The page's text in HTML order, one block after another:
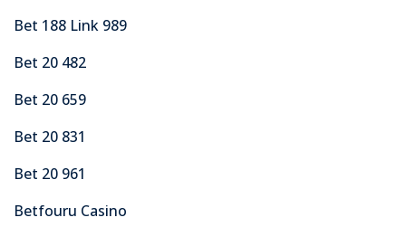
Bet 188 Link 989
Bet 20 482
Bet 20 659
Bet 20 831
Bet 20 961
Betfouru Casino